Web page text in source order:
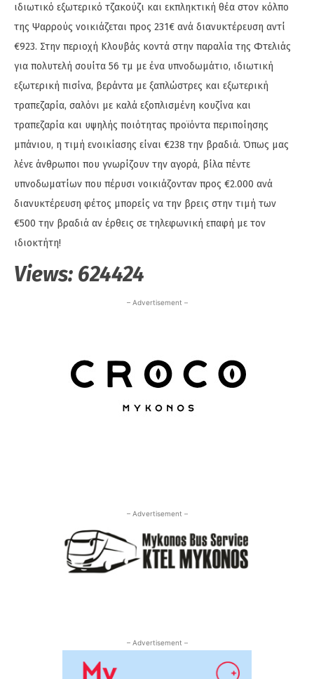
ιδιωτικό εξωτερικό τζακούζι και εκπληκτική θέα στον κόλπο
της Ψαρρούς νοικιάζεται προς 231€ ανά διανυκτέρευση αντί
€923. Στην περιοχή Κλουβάς κοντά στην παραλία της Φτελιάς
για πολυτελή σουίτα 56 τμ με ένα υπνοδωμάτιο, ιδιωτική
εξωτερική πισίνα, βεράντα με ξαπλώστρες και εξωτερική
τραπεζαρία, σαλόνι με καλά εξοπλισμένη κουζίνα και
τραπεζαρία και υψηλής ποιότητας προϊόντα περιποίησης
μπάνιου, η τιμή ενοικίασης είναι €238 την βραδιά. Όπως μας
λένε άνθρωποι που γνωρίζουν την αγορά, βίλα πέντε
υπνοδωματίων που πέρυσι νοικιάζονταν προς €2.000 ανά
διανυκτέρευση φέτος μπορείς να την βρεις στην τιμή των
€500 την βραδιά αν έρθεις σε τηλεφωνική επαφή με τον
ιδιοκτήτη!
Views: 624424
– Advertisement –
– Advertisement –
– Advertisement –